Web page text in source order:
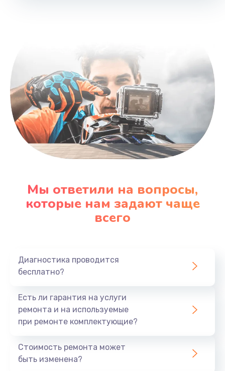
Мы ответили на вопросы,
которые нам задают чаще
всего
Диагностика проводится
бесплатно?
Есть ли гарантия на услуги
ремонта и на используемые
при ремонте комплектующие?
Стоимость ремонта может
быть изменена?